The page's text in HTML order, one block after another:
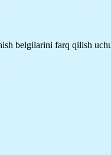
belgilarini farq qilish